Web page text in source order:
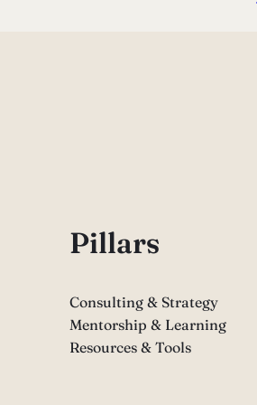
Pillars
Consulting & Strategy
Mentorship & Learning
Resources & Tools